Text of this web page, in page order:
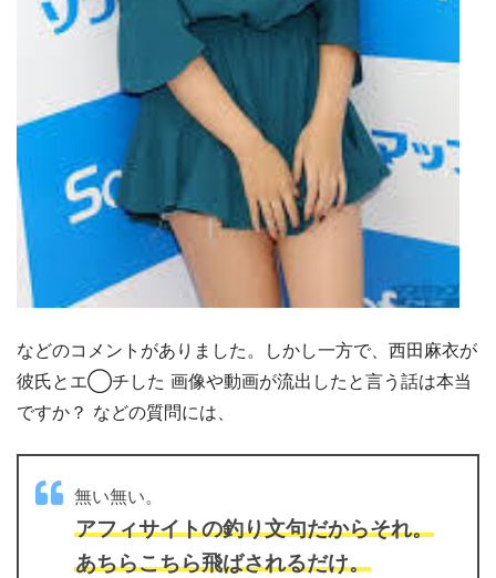
などのコメントがありました。しかし一方で、 西田麻衣が
彼氏とエ◯チした 画像や動画が流出したと言う話は本当
ですか？ などの質問には、
無い無い。
アフィサイトの釣り文句だからそれ。
あちらこちら飛ばされるだけ。